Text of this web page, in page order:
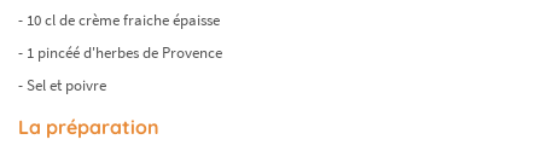
- 10 cl de crème fraiche épaisse
- 1 pincéé d'herbes de Provence
- Sel et poivre
La préparation